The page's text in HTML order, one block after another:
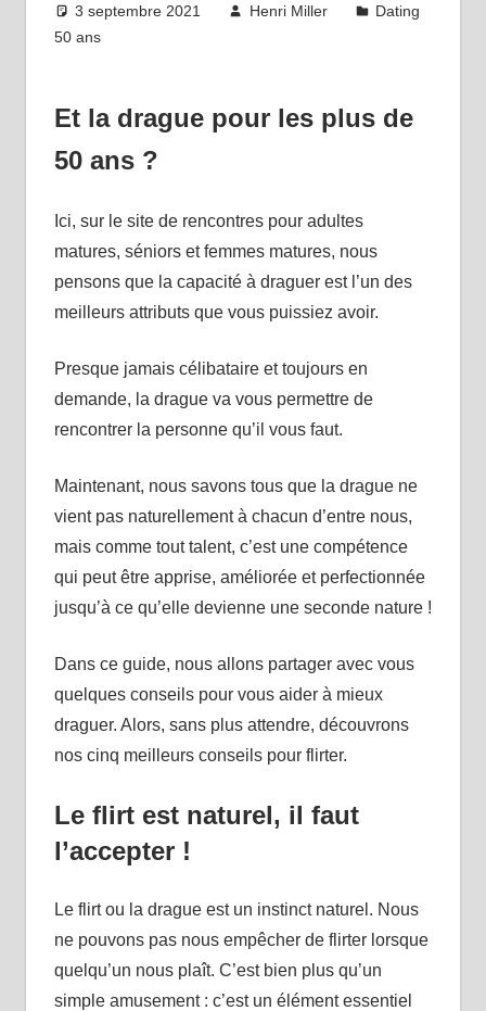
3 septembre 2021 Henri Miller
Dating
50 ans
Et la drague pour les plus de
50 ans ?
Ici, sur le site de rencontres pour adultes
matures, séniors et femmes matures, nous
pensons que la capacité à draguer est l’un des
meilleurs attributs que vous puissiez avoir.
Presque jamais célibataire et toujours en
demande, la drague va vous permettre de
rencontrer la personne qu’il vous faut.
Maintenant, nous savons tous que la drague ne
vient pas naturellement à chacun d’entre nous,
mais comme tout talent, c’est une compétence
qui peut être apprise, améliorée et perfectionnée
jusqu’à ce qu’elle devienne une seconde nature !
Dans ce guide, nous allons partager avec vous
quelques conseils pour vous aider à mieux
draguer. Alors, sans plus attendre, découvrons
nos cinq meilleurs conseils pour flirter.
Le flirt est naturel, il faut
l’accepter !
Le flirt ou la drague est un instinct naturel. Nous
ne pouvons pas nous empêcher de flirter lorsque
quelqu’un nous plaît. C’est bien plus qu’un
simple amusement : c’est un élément essentiel